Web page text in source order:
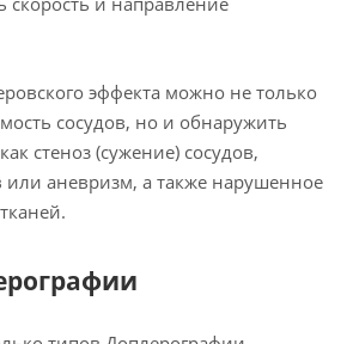
эффекта можно не только
сосудов, но и обнаружить
стеноз (сужение) сосудов,
аневризм, а также нарушенное